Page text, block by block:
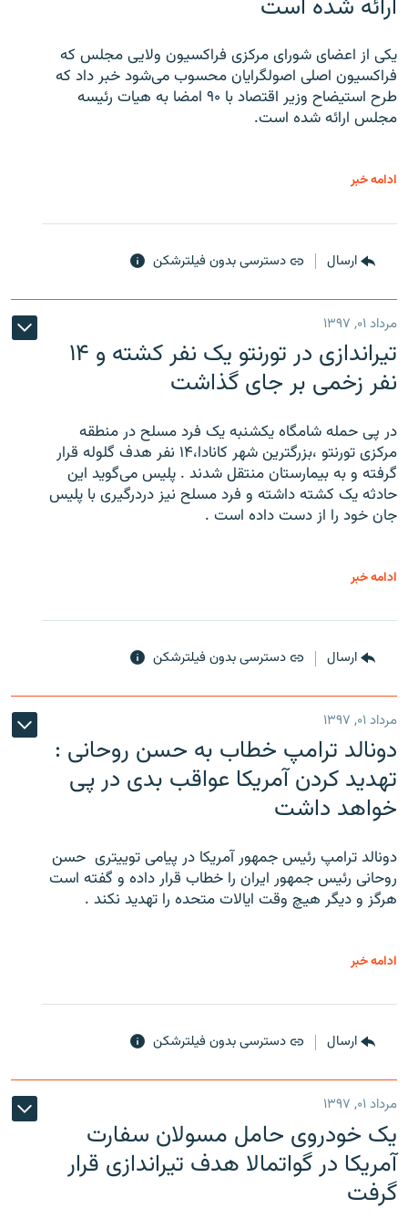
ارائه شده است
یکی از اعضای شورای مرکزی فراکسیون ولایی مجلس که
فراکسیون اصلی اصولگرایان محسوب می‌شود خبر داد که
طرح استیضاح وزیر اقتصاد با ۹۰ امضا به هیات رئیسه
مجلس ارائه شده است.
ادامه خبر
ارسال دسترسی بدون فیلترشکن
مرداد ۰۱, ۱۳۹۷
تیراندازی در تورنتو یک نفر کشته و ۱۴
نفر زخمی بر جای گذاشت
در پی حمله شامگاه یکشنبه یک فرد مسلح در منطقه
مرکزی تورنتو ،‌بزرگترین شهر کانادا،۱۴ نفر هدف گلوله قرار
گرفته و به بیمارستان منتقل شدند . پلیس می‌گوید این
حادثه یک کشته داشته و فرد مسلح نیز دردرگیری با پلیس
جان خود را از دست داده است .
ادامه خبر
ارسال دسترسی بدون فیلترشکن
مرداد ۰۱, ۱۳۹۷
دونالد ترامپ خطاب به حسن روحانی :
تهدید کردن آمریکا عواقب بدی در پی
خواهد داشت
دونالد ترامپ رئیس جمهور آمریکا در پیامی توییتری ‌ حسن
روحانی رئیس جمهور ایران را خطاب قرار داده و گفته است
هرگز و دیگر هیچ وقت ایالات متحده را تهدید نکند .
ادامه خبر
ارسال دسترسی بدون فیلترشکن
مرداد ۰۱, ۱۳۹۷
یک خودروی حامل مسولان سفارت
آمریکا در گواتمالا هدف تیراندازی قرار
گرفت